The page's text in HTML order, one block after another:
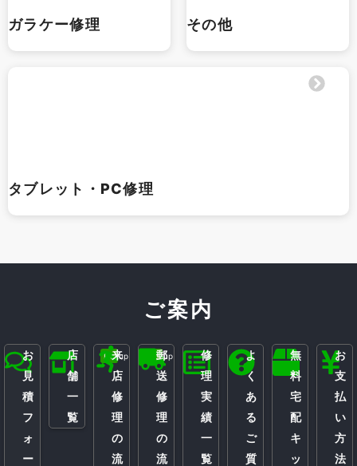
ガラケー修理 その他
タブレット・PC修理
ご案内
お
見
積
フ
ォ
ー
店
舗
一
覧
Pickup
来
店
修
理
の
流
Pickup
郵
送
修
理
の
流
修
理
実
績
一
覧
よ
く
あ
る
ご
質
無
料
宅
配
キ
ッ
お
支
払
い
方
法